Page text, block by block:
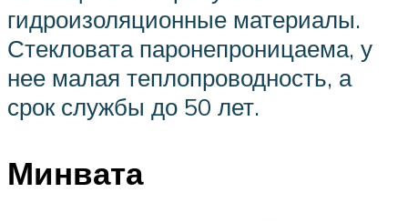
гидроизоляционные материалы.
Стекловата паронепроницаема, у
нее малая теплопроводность, а
срок службы до 50 лет.
Минвата